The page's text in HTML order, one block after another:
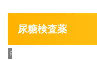
尿糖検査薬
日々の出来事